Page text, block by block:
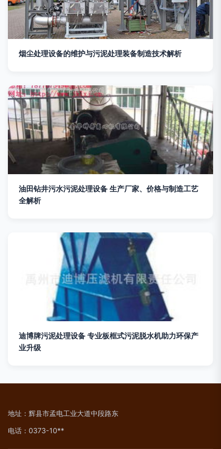
烟尘处理设备的维护与污泥处理装备制造技术解析
油田钻井污水污泥处理设备 生产厂家、价格与制造工艺
全解析
迪博牌污泥处理设备 专业板框式污泥脱水机助力环保产
业升级
地址：辉县市孟电工业大道中段路东
电话：0373-10**